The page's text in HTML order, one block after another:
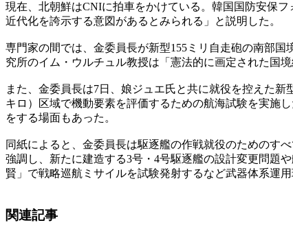
現在、北朝鮮はCNIに拍車をかけている。韓国国防安保
近代化を誇示する意図があるとみられる」と説明した。
専門家の間では、金委員長が新型155ミリ自走砲の南部
究所のイム・ウルチュル教授は「憲法的に画定された国
また、金委員長は7日、娘ジュエ氏と共に就役を控えた
キロ）区域で機動要素を評価するための航海試験を実施
をする場面もあった。
同紙によると、金委員長は駆逐艦の作戦就役のためのす
強調し、新たに建造する3号・4号駆逐艦の設計変更問題
賢」で戦略巡航ミサイルを試験発射するなど武器体系運
関連記事